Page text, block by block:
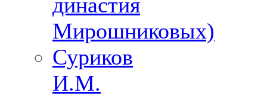
Мирошниковых)
Суриков
И.М.